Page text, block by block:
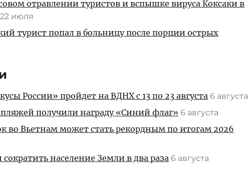
отравлении туристов и вспышке вируса Коксаки в
22 июля
турист попал в больницу после порции острых
России» пройдет на ВДНХ с 13 по 23 августа 6 августа
получили награду «Синий флаг» 6 августа
во Вьетнам может стать рекордным по итогам 2026
население Земли в два раза 6 августа